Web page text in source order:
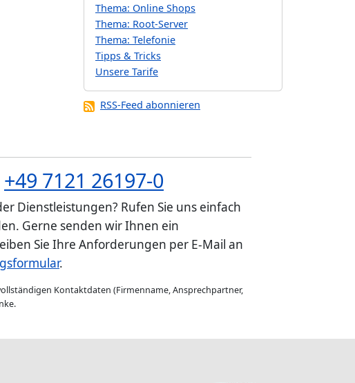
Thema: Online Shops
Thema: Root-Server
Thema: Telefonie
Tipps & Tricks
Unsere Tarife
RSS-Feed abonnieren
+49 7121 26197-0
Dienstleistungen? Rufen Sie uns einfach
Gerne senden wir Ihnen ein
Sie Ihre Anforderungen per E-Mail an
.
Kontaktdaten (Firmenname, Ansprechpartner,